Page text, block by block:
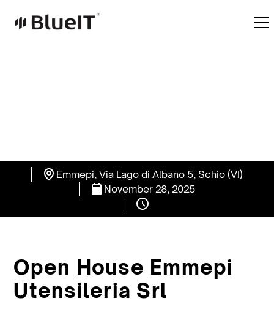
Emmepi, Via Lago di Albano 5, Schio (VI)
November 28, 2025
Open House Emmepi
Utensileria Srl